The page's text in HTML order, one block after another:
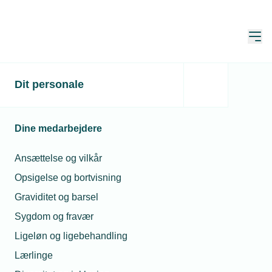
Dit personale
Dine medarbejdere
Ansættelse og vilkår
Opsigelse og bortvisning
Graviditet og barsel
Sygdom og fravær
Ligeløn og ligebehandling
Lærlinge
Jobcentret er rykket ud til